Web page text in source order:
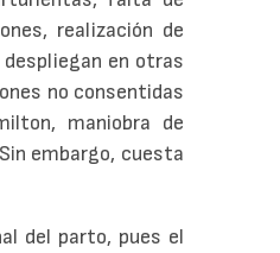
realización de
en otras
no consentidas
maniobra de
embargo, cuesta
del parto, pues el